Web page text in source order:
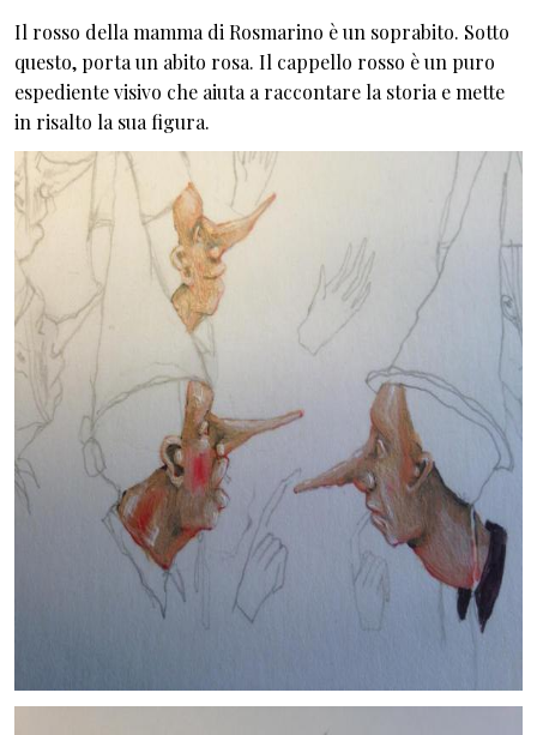
Il rosso della mamma di Rosmarino è un soprabito. Sotto
questo, porta un abito rosa. Il cappello rosso è un puro
espediente visivo che aiuta a raccontare la storia e mette
in risalto la sua figura.